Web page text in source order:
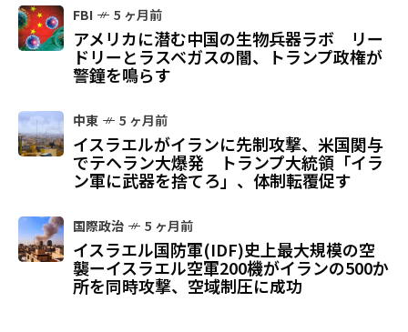
FBI 5 ヶ月前
アメリカに潜む中国の生物兵器ラボ リー
ドリーとラスベガスの闇、トランプ政権が
警鐘を鳴らす
中東 5 ヶ月前
イスラエルがイランに先制攻撃、米国関与
でテヘラン大爆発 トランプ大統領「イラ
ン軍に武器を捨てろ」、体制転覆促す
国際政治 5 ヶ月前
イスラエル国防軍(IDF)史上最大規模の空
襲ーイスラエル空軍200機がイランの500か
所を同時攻撃、空域制圧に成功